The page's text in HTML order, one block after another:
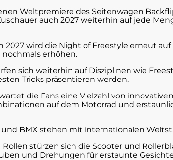
Weltpremiere des Seitenwagen
auch 2027 weiterhin auf jede
2027 wird die Night of Freestyle erneut
erhöhen.
sich weiterhin auf Disziplinen wie
Tricks präsentieren werden.
die Fans eine Vielzahl von
auf dem Motorrad und
BMX stehen mit internationalen
stürzen sich die Scooter und
und Drehungen für erstaunte